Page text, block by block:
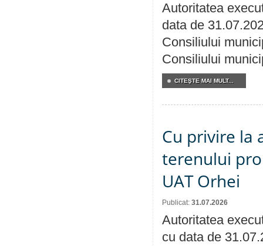
Autoritatea
data de
Consiliului
Consiliului
CITEŞTE MAI MULT...
Cu privire la
terenului
UAT Orhei
Publicat: 31.07.2026
Autoritatea
cu data de